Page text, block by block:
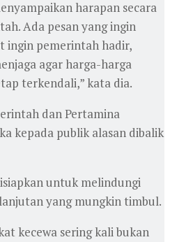
harapan secara
Ada pesan yang ingin
ingin pemerintah hadir,
agar harga-harga
terkendali,” kata dia.
dan Pertamina
kepada publik alasan dibalik
untuk melindungi
yang mungkin timbul.
kecewa sering kali bukan